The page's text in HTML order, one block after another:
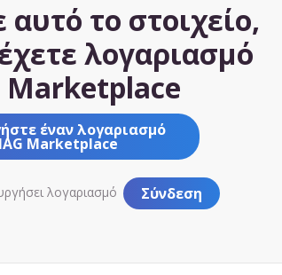
αυτό το στοιχείο,
λογαριασμό
Marketplace
έναν λογαριασμό
Marketplace
λογαριασμό Σύνδεση